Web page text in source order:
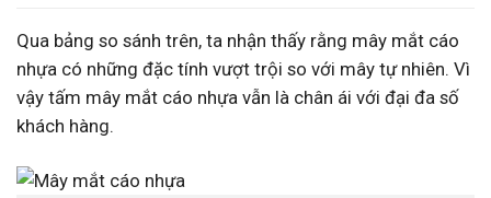
Qua bảng so sánh trên, ta nhận thấy rằng mây mắt cáo
nhựa có những đặc tính vượt trội so với mây tự nhiên. Vì
vậy tấm mây mắt cáo nhựa vẫn là chân ái với đại đa số
khách hàng.